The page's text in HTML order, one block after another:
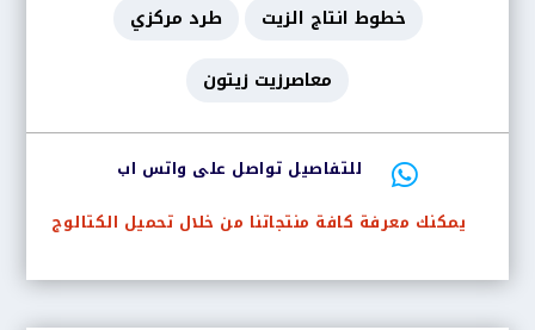
خطوط انتاج الزيت
طرد مركزي
معاصرزيت زيتون

للتفاصيل تواصل على واتس اب
يمكنك معرفة كافة منتجاتنا من خلال تحميل الكتالوج